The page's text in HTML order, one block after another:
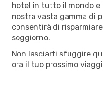
hotel in tutto il mondo e
nostra vasta gamma di
consentirà di
soggiorno.
Non lasciarti sfuggire
ora il tuo prossimo